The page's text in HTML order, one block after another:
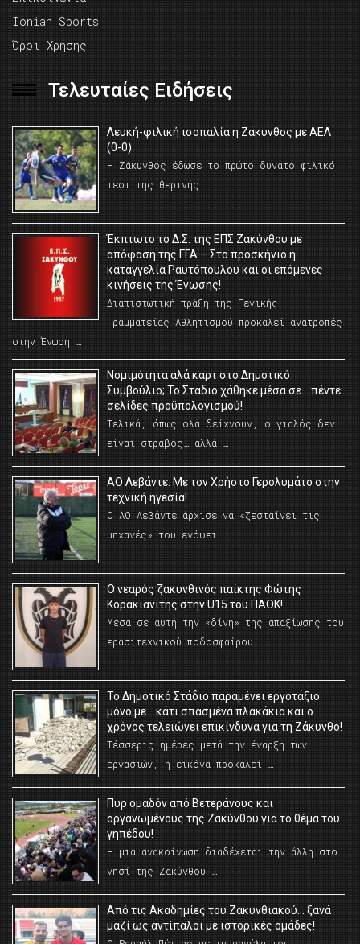
Ionian Sports
Όροι Χρήσης
Τελευταίες Ειδήσεις
Λευκή-φιλική ισοπαλία η Ζάκυνθος με ΑΕΛ
(0-0)
Η Ζάκυνθος έδωσε το πρώτο δυνατό φιλικό
τεστ της θερινής …
Έκπτωτο το Δ.Σ. της ΕΠΣ Ζακύνθου με
απόφαση της ΓΓΑ – Στο προσκήνιο η
καταγγελία Ραυτόπουλου και οι επόμενες
κινήσεις της Ένωσης!
Διαπιστωτική πράξη της Γενικής
Γραμματείας Αθλητισμού προκαλεί ανατροπές
στην Ένωση …
Νομιμότητα αλά καρτ στο Δημοτικό
Συμβούλιο; Το Στάδιο χάθηκε μέσα σε… πέντε
σελίδες προϋπολογισμού!
Τελικά, όπως όλα δείχνουν, ο γιαλός δεν
είναι στραβός… αλλά …
ΑΟ Λεβάντε: Με τον Χρήστο Γερολυμάτο στην
τεχνική ηγεσία!
Ο ΑΟ Λεβάντε άρχισε να «ζεσταίνει τις
μηχανές» του ενόψει …
O νεαρός ζακυνθινός παίκτης Φώτης
Κορακιανίτης στην U15 του ΠΑΟΚ!
Μέσα σε αυτή την «δίνη» της απαξίωσης του
ερασιτεχνικού ποδοσφαίρου. …
Το Δημοτικό Στάδιο παραμένει εργοτάξιο
μόνο με… κάτι σπασμένα πλακάκια και ο
χρόνος τελειώνει επικίνδυνα για τη Ζάκυνθο!
Τέσσερις ημέρες μετά την έναρξη των
εργασιών, η εικόνα προκαλεί …
Πυρ ομαδόν από Βετεράνους και
οργανωμένους της Ζακύνθου για το θέμα του
γηπέδου!
Η μια ανακοίνωση διαδέχεται την άλλη στο
νησί της Ζακύνθου …
Από τις Ακαδημίες του Ζακυνθιακού… ξανά
μαζί ως αντίπαλοι με ιστορικές ομάδες!